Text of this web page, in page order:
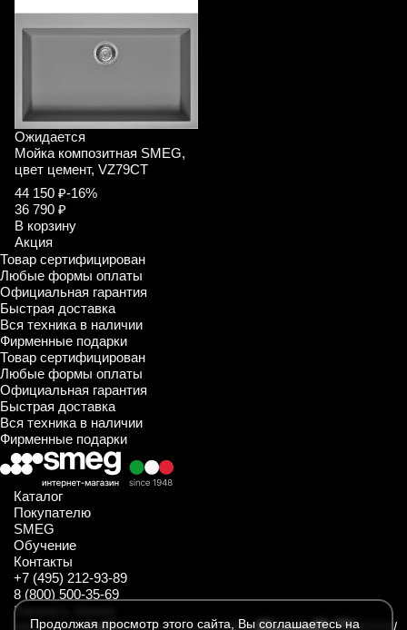
Ожидается
Мойка композитная SMEG,
цвет цемент, VZ79CT
44 150 ₽-16%
36 790 ₽
В корзину
Акция
Товар сертифицирован
Любые формы оплаты
Официальная гарантия
Быстрая доставка
Вся техника в наличии
Фирменные подарки
Товар сертифицирован
Любые формы оплаты
Официальная гарантия
Быстрая доставка
Вся техника в наличии
Фирменные подарки
Каталог
Покупателю
SMEG
Обучение
Контакты
+7 (495) 212-93-89
8 (800) 500-35-69
Заказать звонок
https://t.me/SmegKitchen_bothttps://rutube.ru/channel/34547031/
Продолжая просмотр этого сайта, Вы соглашаетесь на